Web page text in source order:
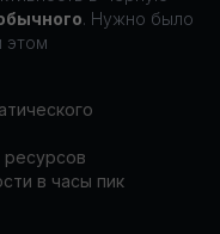
. Нужно было
этом
в часы пик